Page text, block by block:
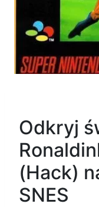
Odkryj
(Hack)
SNES